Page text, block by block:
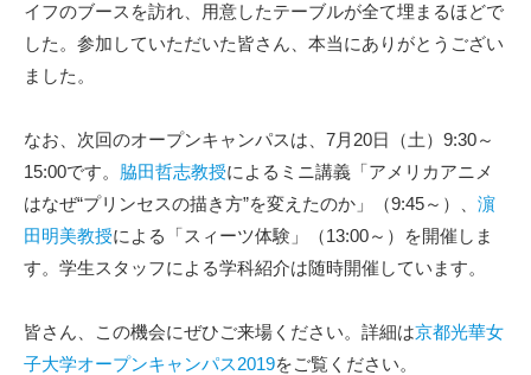
イフのブースを訪れ、用意したテーブルが全て埋まるほどで
した。参加していただいた皆さん、本当にありがとうござい
ました。
なお、次回のオープンキャンパスは、7月20日（土）9:30～
15:00です。 脇田哲志教授によるミニ講義「アメリカアニメ
はなぜ“プリンセスの描き方”を変えたのか」（9:45～）、 濵
田明美教授による「スィーツ体験」（13:00～）を開催しま
す。学生スタッフによる学科紹介は随時開催しています。
皆さん、この機会にぜひご来場ください。 詳細は京都光華女
子大学オープンキャンパス2019をご覧ください。